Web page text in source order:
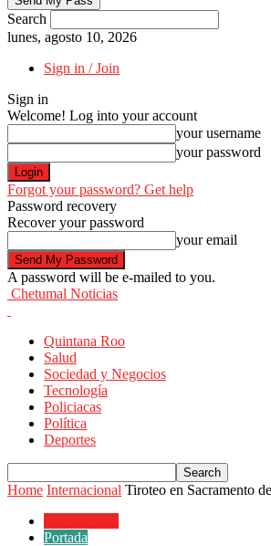
Search
lunes, agosto 10, 2026
Sign in / Join
Sign in
Welcome! Log into your account
your username
your password
Forgot your password? Get help
Password recovery
Recover your password
your email
A password will be e-mailed to you.
Chetumal Noticias
Quintana Roo
Salud
Sociedad y Negocios
Tecnología
Policiacas
Política
Deportes
Home Internacional Tiroteo en Sacramento
Portada